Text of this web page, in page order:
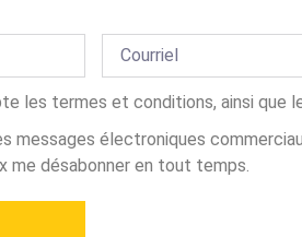
les termes et conditions, ainsi que
messages électroniques
me désabonner en tout temps.